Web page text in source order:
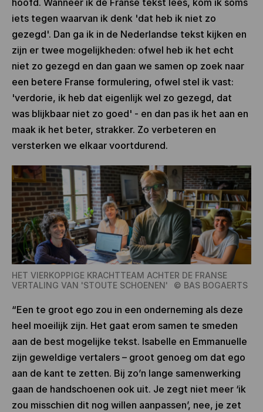
hoofd. Wanneer ik de Franse tekst lees, kom ik soms
iets tegen waarvan ik denk 'dat heb ik niet zo
gezegd'. Dan ga ik in de Nederlandse tekst kijken en
zijn er twee mogelijkheden: ofwel heb ik het echt
niet zo gezegd en dan gaan we samen op zoek naar
een betere Franse formulering, ofwel stel ik vast:
'verdorie, ik heb dat eigenlijk wel zo gezegd, dat
was blijkbaar niet zo goed' - en dan pas ik het aan en
maak ik het beter, strakker. Zo verbeteren en
versterken we elkaar voortdurend.
HET VIERKOPPIGE KRACHTTEAM ACHTER DE FRANSE
VERTALING VAN 'STOUTE SCHOENEN'
© BAS BOGAERTS
“Een te groot ego zou in een onderneming als deze
heel moeilijk zijn. Het gaat erom samen te smeden
aan de best mogelijke tekst. Isabelle en Emmanuelle
zijn geweldige vertalers – groot genoeg om dat ego
aan de kant te zetten. Bij zo’n lange samenwerking
gaan de handschoenen ook uit. Je zegt niet meer ‘ik
zou misschien dit nog willen aanpassen’, nee, je zet